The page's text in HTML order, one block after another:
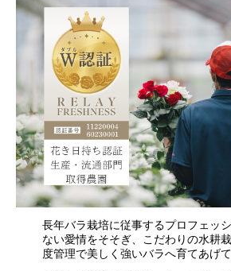
長年バラ栽培に従事するプロフェッ
ない愛情をそそぎ、こだわりの水耕
度管理で美しく強いバラへ育てあげて